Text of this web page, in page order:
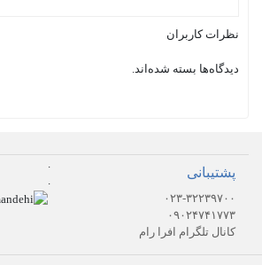
نظرات کاربران
دیدگاه‌ها بسته شده‌اند.
پشتیبانی
۰۲۳-۳۲۲۳۹۷۰۰
۰۹۰۲۴۷۴۱۷۷۳
کانال تلگرام افرا رام
.
.